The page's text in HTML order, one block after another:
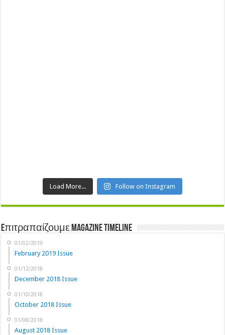
Load More... Follow on Instagram
Eπιτραπαίζουμε Magazine Timeline
01/02/2019
February 2019 Issue
01/12/2018
December 2018 Issue
01/10/2018
October 2018 Issue
01/08/2018
August 2018 Issue